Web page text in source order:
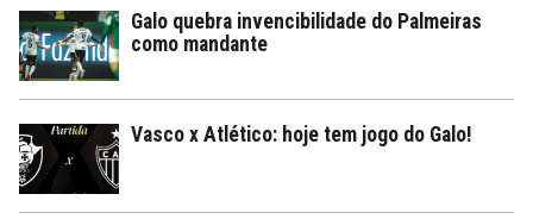
Galo quebra invencibilidade do Palmeiras
como mandante
Vasco x Atlético: hoje tem jogo do Galo!